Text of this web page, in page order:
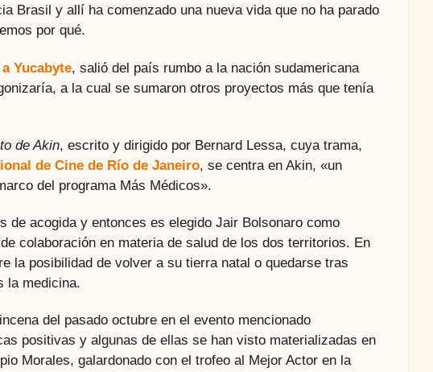
Brasil y allí ha comenzado una nueva vida que no ha parado
por qué.
Yucabyte, salió del país rumbo a la nación sudamericana
a la cual se sumaron otros proyectos más que tenía
de Akin, escrito y dirigido por Bernard Lessa, cuya trama,
de Cine de Río de Janeiro, se centra en Akin, «un
del programa Más Médicos».
de acogida y entonces es elegido Jair Bolsonaro como
colaboración en materia de salud de los dos territorios. En
la posibilidad de volver a su tierra natal o quedarse tras
la medicina.
del pasado octubre en el evento mencionado
positivas y algunas de ellas se han visto materializadas en
Morales, galardonado con el trofeo al Mejor Actor en la